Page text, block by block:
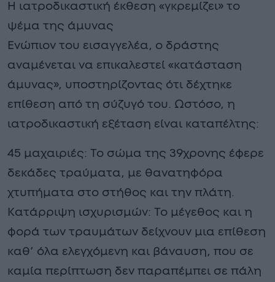
Η ιατροδικαστική έκθεση «γκρεμίζει» το
ψέμα της άμυνας
Ενώπιον του εισαγγελέα, ο δράστης
αναμένεται να επικαλεστεί «κατάσταση
άμυνας», υποστηρίζοντας ότι δέχτηκε
επίθεση από τη σύζυγό του. Ωστόσο, η
ιατροδικαστική εξέταση είναι καταπέλτης:
45 μαχαιριές: Το σώμα της 39χρονης έφερε
δεκάδες τραύματα, με θανατηφόρα
χτυπήματα στο στήθος και την πλάτη.
Κατάρριψη ισχυρισμών: Το μέγεθος και η
φορά των τραυμάτων δείχνουν μια επίθεση
καθ’ όλα ελεγχόμενη και βάναυση, που σε
καμία περίπτωση δεν παραπέμπει σε πάλη